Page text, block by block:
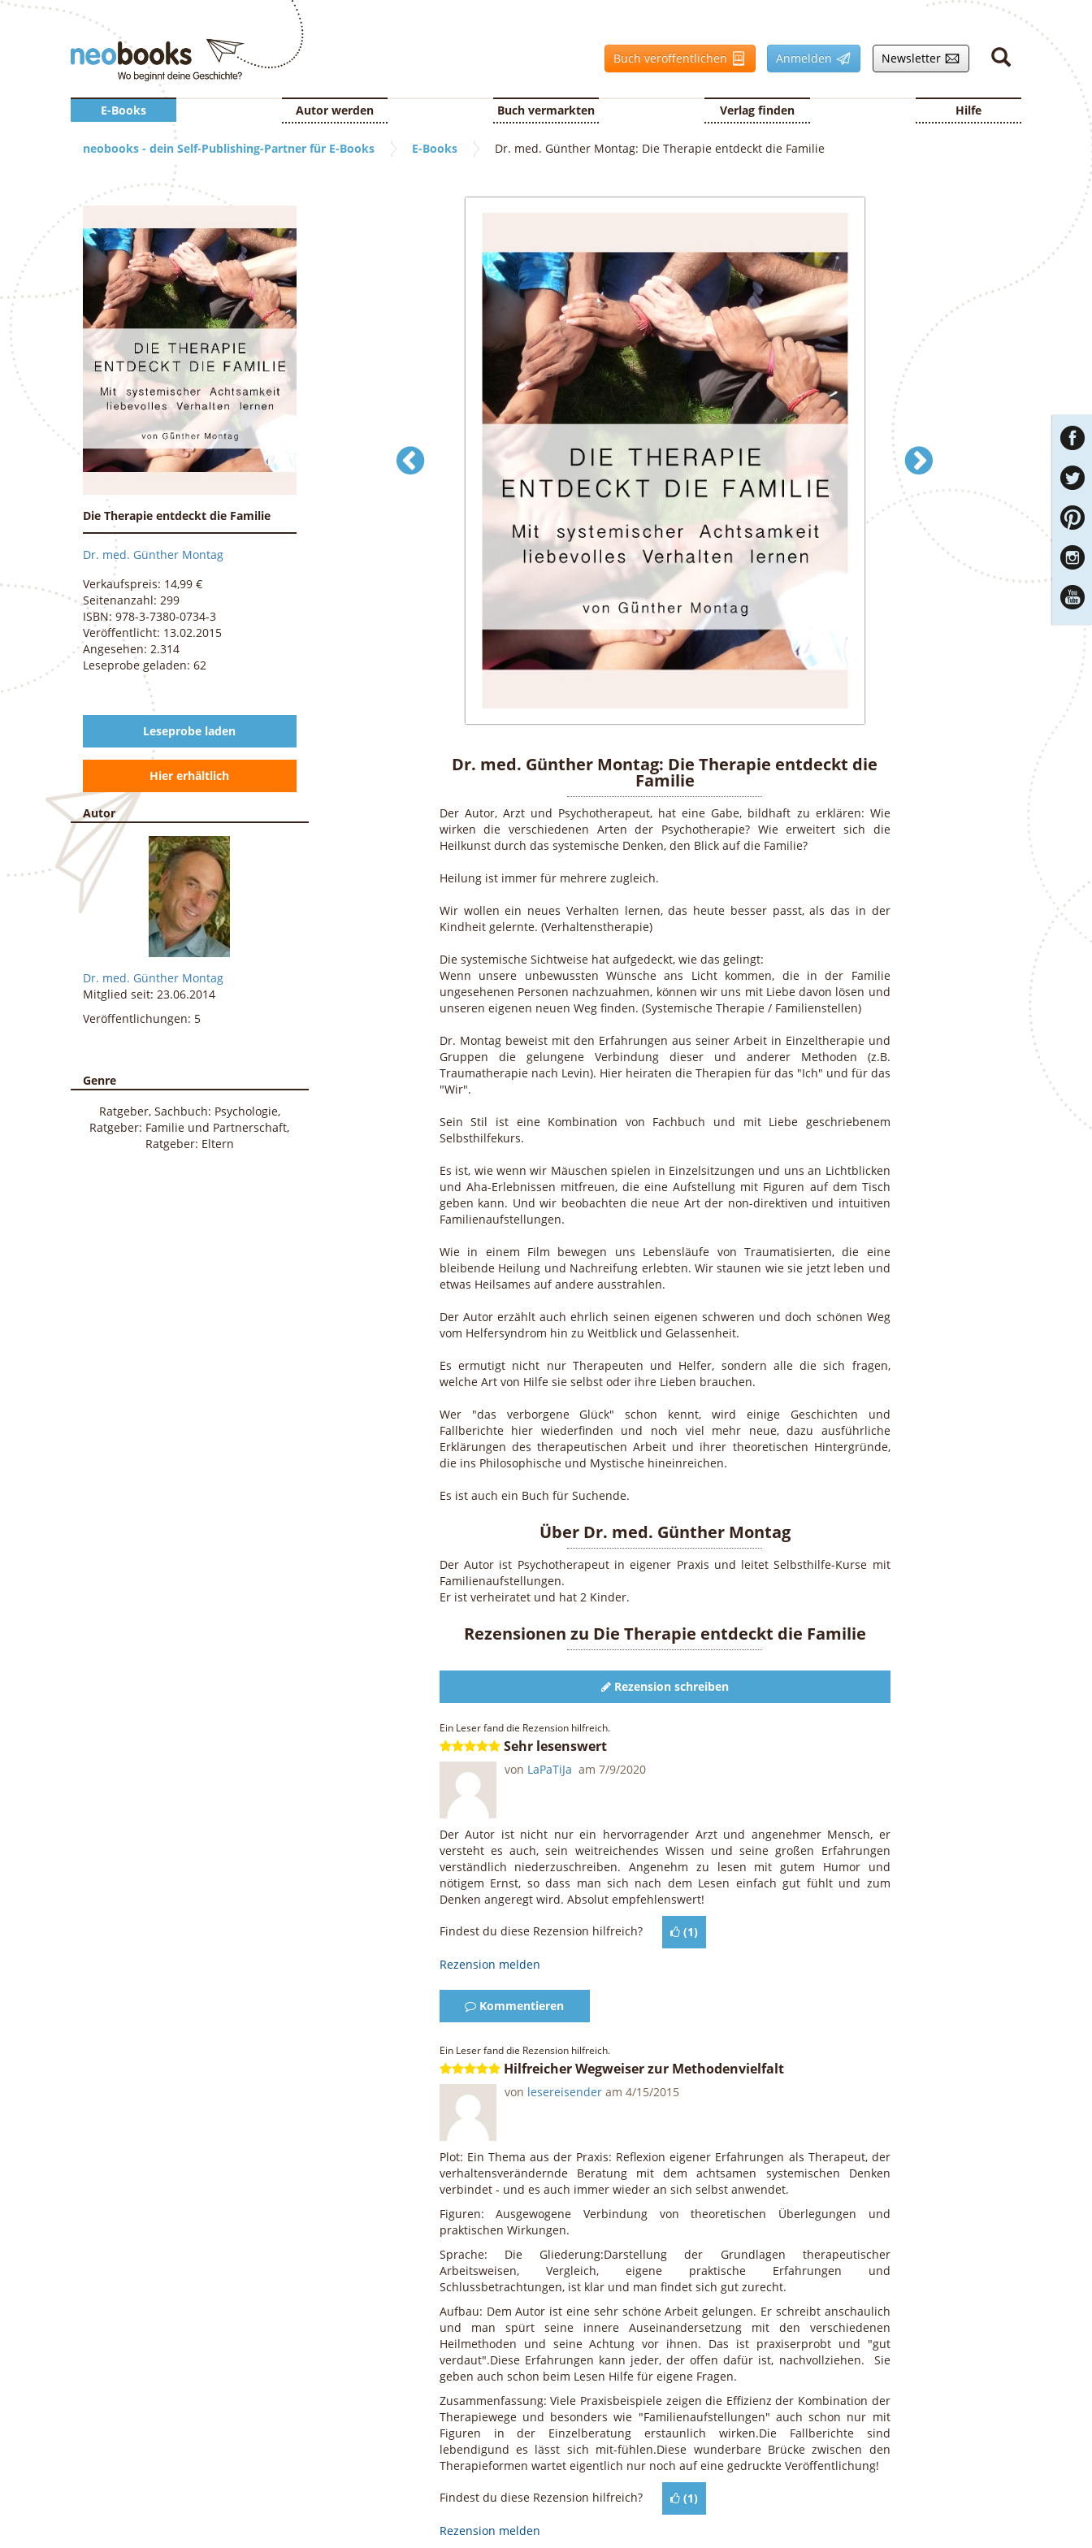
Buch veröffentlichen Anmelden Newsletter
E-Books Autor werden Buch vermarkten Verlag finden Hilfe
neobooks - dein Self-Publishing-Partner für E-Books E-Books Dr. med. Günther Montag: Die Therapie entdeckt die Familie
Dr. med. Günther Montag: Die Therapie entdeckt die
Familie
Der Autor, Arzt und Psychotherapeut, hat eine Gabe, bildhaft zu erklären: Wie
wirken die verschiedenen Arten der Psychotherapie? Wie erweitert sich die
Heilkunst durch das systemische Denken, den Blick auf die Familie?
Heilung ist immer für mehrere zugleich.
Wir wollen ein neues Verhalten lernen, das heute besser passt, als das in der
Kindheit gelernte. (Verhaltenstherapie)
Die systemische Sichtweise hat aufgedeckt, wie das gelingt:
Wenn unsere unbewussten Wünsche ans Licht kommen, die in der Familie
ungesehenen Personen nachzuahmen, können wir uns mit Liebe davon lösen und
unseren eigenen neuen Weg finden. (Systemische Therapie / Familienstellen)
Dr. Montag beweist mit den Erfahrungen aus seiner Arbeit in Einzeltherapie und
Gruppen die gelungene Verbindung dieser und anderer Methoden (z.B.
Traumatherapie nach Levin). Hier heiraten die Therapien für das "Ich" und für das
"Wir".
Sein Stil ist eine Kombination von Fachbuch und mit Liebe geschriebenem
Selbsthilfekurs.
Es ist, wie wenn wir Mäuschen spielen in Einzelsitzungen und uns an Lichtblicken
und Aha-Erlebnissen mitfreuen, die eine Aufstellung mit Figuren auf dem Tisch
geben kann. Und wir beobachten die neue Art der non-direktiven und intuitiven
Familienaufstellungen.
Wie in einem Film bewegen uns Lebensläufe von Traumatisierten, die eine
bleibende Heilung und Nachreifung erlebten. Wir staunen wie sie jetzt leben und
etwas Heilsames auf andere ausstrahlen.
Der Autor erzählt auch ehrlich seinen eigenen schweren und doch schönen Weg
vom Helfersyndrom hin zu Weitblick und Gelassenheit.
Es ermutigt nicht nur Therapeuten und Helfer, sondern alle die sich fragen,
welche Art von Hilfe sie selbst oder ihre Lieben brauchen.
Wer "das verborgene Glück" schon kennt, wird einige Geschichten und
Fallberichte hier wiederfinden und noch viel mehr neue, dazu ausführliche
Erklärungen des therapeutischen Arbeit und ihrer theoretischen Hintergründe,
die ins Philosophische und Mystische hineinreichen.
Es ist auch ein Buch für Suchende.
Über Dr. med. Günther Montag
Der Autor ist Psychotherapeut in eigener Praxis und leitet Selbsthilfe-Kurse mit
Familienaufstellungen.
Er ist verheiratet und hat 2 Kinder.
Rezensionen zu Die Therapie entdeckt die Familie
Rezension schreiben
Ein Leser fand die Rezension hilfreich.
Sehr lesenswert
von LaPaTiJa am 7/9/2020
Der Autor ist nicht nur ein hervorragender Arzt und angenehmer Mensch, er
versteht es auch, sein weitreichendes Wissen und seine großen Erfahrungen
verständlich niederzuschreiben. Angenehm zu lesen mit gutem Humor und
nötigem Ernst, so dass man sich nach dem Lesen einfach gut fühlt und zum
Denken angeregt wird. Absolut empfehlenswert!
Findest du diese Rezension hilfreich? (1)
Rezension melden
Kommentieren
Ein Leser fand die Rezension hilfreich.
Hilfreicher Wegweiser zur Methodenvielfalt
von lesereisender am 4/15/2015
Plot: Ein Thema aus der Praxis: Reflexion eigener Erfahrungen als Therapeut, der
verhaltensverändernde Beratung mit dem achtsamen systemischen Denken
verbindet - und es auch immer wieder an sich selbst anwendet.
Figuren: Ausgewogene Verbindung von theoretischen Überlegungen und
praktischen Wirkungen.
Sprache: Die Gliederung:Darstellung der Grundlagen therapeutischer
Arbeitsweisen, Vergleich, eigene praktische Erfahrungen und
Schlussbetrachtungen, ist klar und man findet sich gut zurecht.
Aufbau: Dem Autor ist eine sehr schöne Arbeit gelungen. Er schreibt anschaulich
und man spürt seine innere Auseinandersetzung mit den verschiedenen
Heilmethoden und seine Achtung vor ihnen. Das ist praxiserprobt und "gut
verdaut".Diese Erfahrungen kann jeder, der offen dafür ist, nachvollziehen. Sie
geben auch schon beim Lesen Hilfe für eigene Fragen.
Zusammenfassung: Viele Praxisbeispiele zeigen die Effizienz der Kombination der
Therapiewege und besonders wie "Familienaufstellungen" auch schon nur mit
Figuren in der Einzelberatung erstaunlich wirken.Die Fallberichte sind
lebendigund es lässt sich mit-fühlen.Diese wunderbare Brücke zwischen den
Therapieformen wartet eigentlich nur noch auf eine gedruckte Veröffentlichung!
Findest du diese Rezension hilfreich? (1)
Rezension melden
Die Therapie entdeckt die Familie
Dr. med. Günther Montag
Verkaufspreis: 14,99 €
Seitenanzahl: 299
ISBN: 978-3-7380-0734-3
Veröffentlicht: 13.02.2015
Angesehen: 2.314
Leseprobe geladen: 62
Leseprobe laden
Hier erhältlich
Autor
Dr. med. Günther Montag
Mitglied seit: 23.06.2014
Veröffentlichungen: 5
Genre
Ratgeber, Sachbuch: Psychologie
Ratgeber: Familie und Partnerschaft
Ratgeber: Eltern